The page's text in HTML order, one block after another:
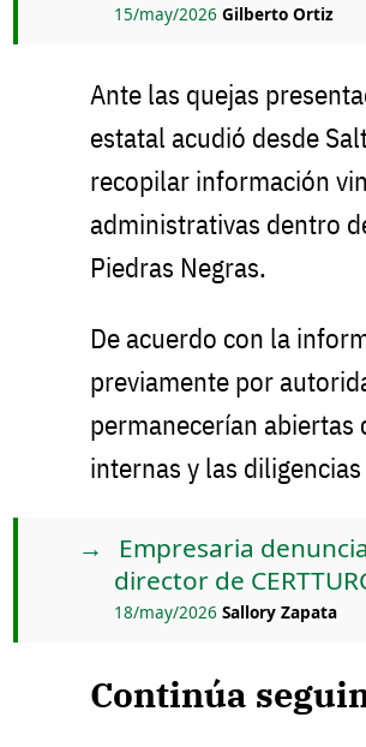
15/may/2026 Gilberto Ortiz
Ante las quejas
estatal acudió desde
recopilar información
administrativas dentro
Piedras Negras.
De acuerdo con la
previamente por
permanecerían abiertas
internas y las
Empresaria
director de
18/may/2026 Sallory Zapata
Continúa